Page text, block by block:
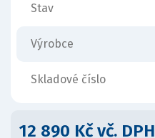
Stav
Výrobce
Skladové číslo
12 890 Kč vč. DPH